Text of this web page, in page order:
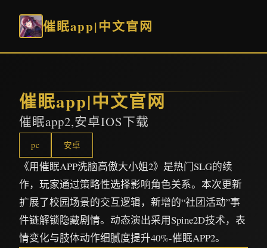
催眠app|中文官网
催眠app|中文官网
催眠app2,安卓IOS下载
pc 安卓
《用催眠APP洗脑高傲大小姐2》是热门SLG的续
作，玩家通过策略性选择影响角色关系。本次更新
扩展了校园场景的交互逻辑，新增的“社团活动”事
件链解锁隐藏剧情。动态演出采用Spine2D技术，表
情变化与肢体动作细腻度提升40%-催眠APP2。